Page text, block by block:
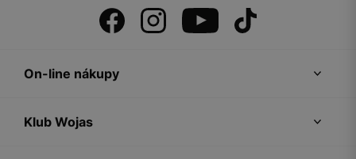
On-line nákupy
Klub Wojas